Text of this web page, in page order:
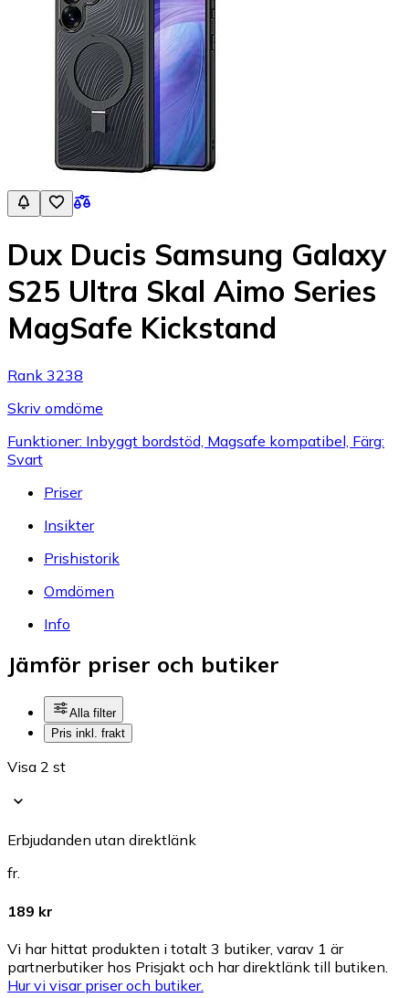
Dux Ducis Samsung Galaxy
S25 Ultra Skal Aimo Series
MagSafe Kickstand
Rank 3238
Skriv omdöme
Funktioner: Inbyggt bordstöd, Magsafe kompatibel, Färg:
Svart
Priser
Insikter
Prishistorik
Omdömen
Info
Jämför priser och butiker
Alla filter
Pris inkl. frakt
Visa 2 st
Erbjudanden utan direktlänk
fr.
189 kr
Vi har hittat produkten i totalt 3 butiker, varav 1 är
partnerbutiker hos Prisjakt och har direktlänk till butiken.
Hur vi visar priser och butiker.